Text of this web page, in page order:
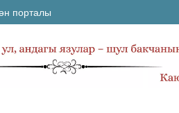
порталы